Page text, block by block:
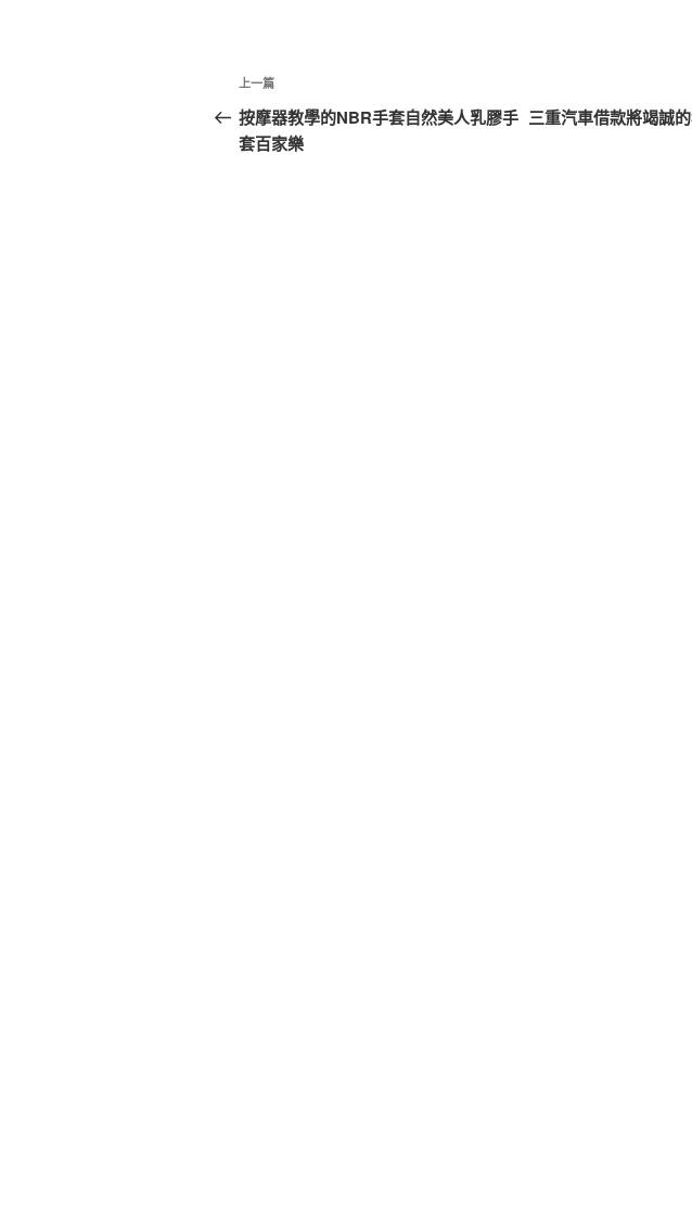
文
章
導
上
一
篇
上一篇
按摩器教學的NBR手套自然美人乳膠手
套百家樂
三重汽車借款將竭誠